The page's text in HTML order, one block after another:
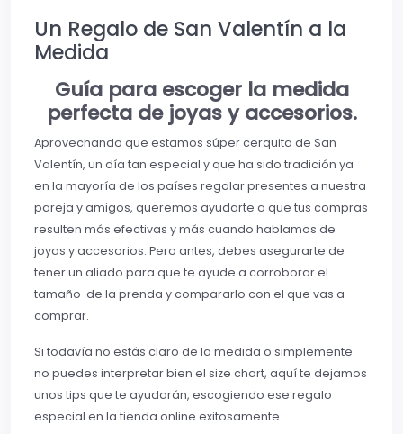
Un Regalo de San Valentín a la
Medida
Guía para escoger la medida
perfecta de joyas y accesorios.
Aprovechando que estamos súper cerquita de San
Valentín, un día tan especial y que ha sido tradición ya
en la mayoría de los países regalar presentes a nuestra
pareja y amigos, queremos ayudarte a que tus compras
resulten más efectivas y más cuando hablamos de
joyas y accesorios. Pero antes, debes asegurarte de
tener un aliado para que te ayude a corroborar el
tamaño de la prenda y compararlo con el que vas a
comprar.
Si todavía no estás claro de la medida o simplemente
no puedes interpretar bien el size chart, aquí te dejamos
unos tips que te ayudarán, escogiendo ese regalo
especial en la tienda online exitosamente.